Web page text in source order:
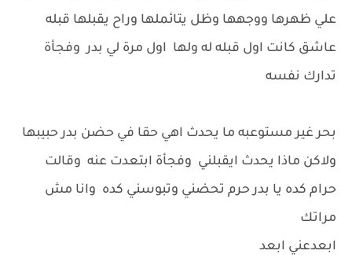
علي ظهرها ووجهها وظل يتائملها وراح يقبلها قبله
عاشق كانت اول قبله له ولها اول مرة لي بدر وفجأة
تدارك نفسه
بحر غير مستوعبه ما يحدث اهي حقا في حضن بدر حبيبها
ولاكن ماذا يحدث ايقبلني وفجأة ابتعدت عنه وقالت
حرام كده يا بدر حرم تحضني وتبوسني كده وانا مش
مراتك
ابعدعني ابعد